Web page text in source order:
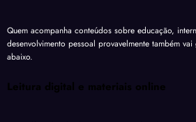
Quem acompanha conteúdos sobre educação,
desenvolvimento pessoal provavelmente também
abaixo.
Leitura digital e materiais online